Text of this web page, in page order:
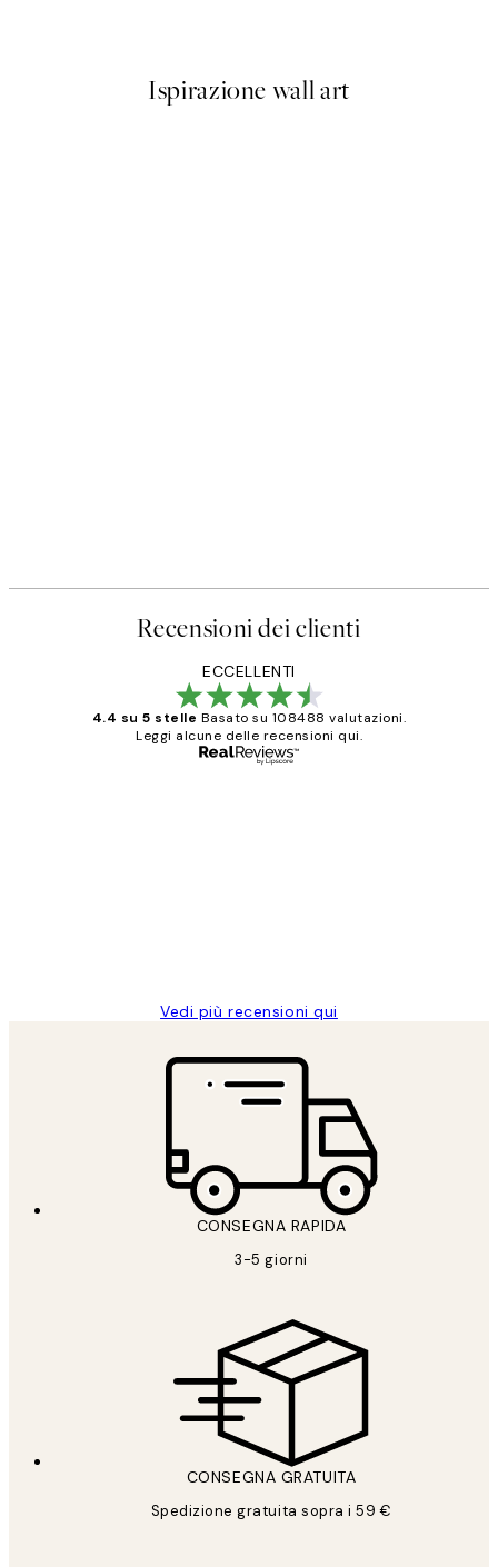
Ispirazione wall art
Recensioni dei clienti
ECCELLENTI
4.4 su 5 stelle Basato su 108488 valutazioni.
Leggi alcune delle recensioni qui.
Vedi più recensioni qui
CONSEGNA RAPIDA
3-5 giorni
CONSEGNA GRATUITA
Spedizione gratuita sopra i 59 €